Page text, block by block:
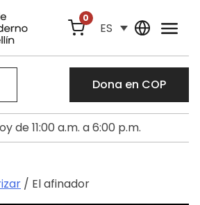
0
ES
Dona en COP
de 11:00 a.m. a 6:00 p.m.
/ El afinador